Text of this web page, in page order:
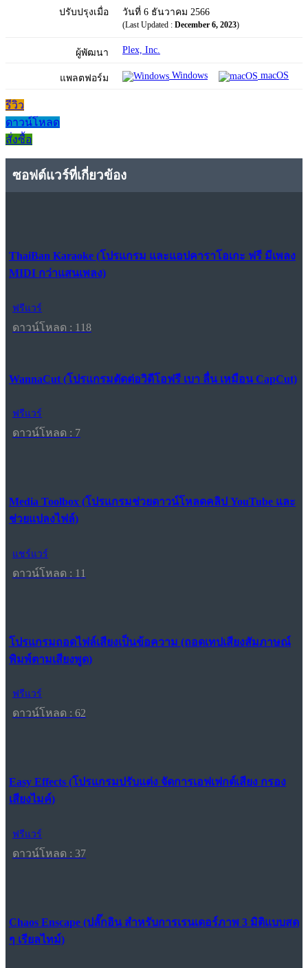
ปรับปรุงเมื่อ วันที่ 6 ธันวาคม 2566
(Last Updated : December 6, 2023)
ผู้พัฒนา Plex, Inc.
แพลตฟอร์ม Windows macOS
รีวิว
ดาวน์โหลด
สั่งซื้อ
ซอฟต์แวร์ที่เกี่ยวข้อง
ThaiBan Karaoke (โปรแกรม และแอปคาราโอเกะ ฟรี มีเพลง
MIDI กว่าแสนเพลง)
ฟรีแวร์
ดาวน์โหลด : 118
WannaCut (โปรแกรมตัดต่อวิดีโอฟรี เบา ลื่น เหมือน CapCut)
ฟรีแวร์
ดาวน์โหลด : 7
Media Toolbox (โปรแกรมช่วยดาวน์โหลดคลิป YouTube และ
ช่วยแปลงไฟล์)
แชร์แวร์
ดาวน์โหลด : 11
โปรแกรมถอดไฟล์เสียงเป็นข้อความ (ถอดเทปเสียงสัมภาษณ์
พิมพ์ตามเสียงพูด)
ฟรีแวร์
ดาวน์โหลด : 62
Easy Effects (โปรแกรมปรับแต่ง จัดการเอฟเฟกต์เสียง กรอง
เสียงไมค์)
ฟรีแวร์
ดาวน์โหลด : 37
Chaos Enscape (ปลั๊กอิน สำหรับการเรนเดอร์ภาพ 3 มิติแบบสด
ๆ เรียลไทม์)